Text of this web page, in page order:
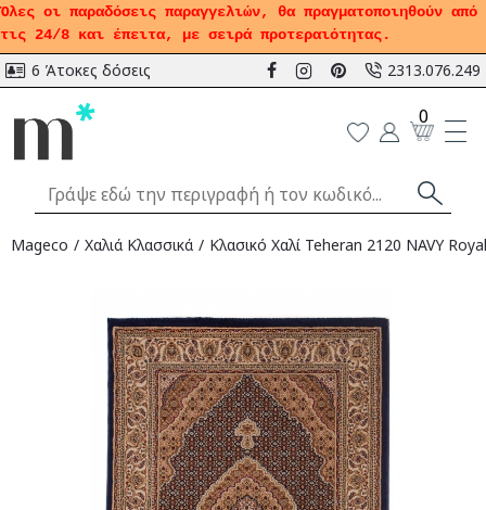
Όλες οι παραδόσεις παραγγελιών, θα πραγματοποιηθούν από
τις 24/8 και έπειτα, με σειρά προτεραιότητας.
6 Άτοκες δόσεις 2313.076.249
0
Mageco Χαλιά Κλασσικά Κλασικό Χαλί Teheran 2120 NAVY